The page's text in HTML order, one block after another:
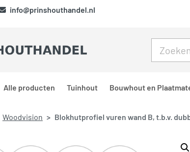
info@prinshouthandel.nl
Alle producten Tuinhout Bouwhout en
Woodvision Blokhutprofiel vuren wand B, t.b.v.